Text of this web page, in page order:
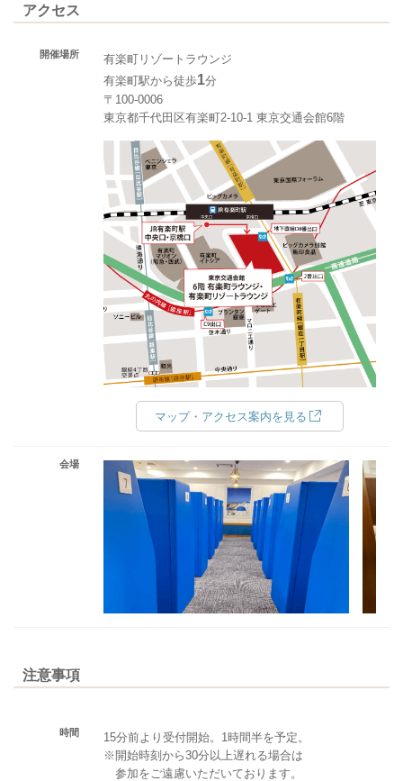
アクセス
開催場所
有楽町リゾートラウンジ
有楽町駅から徒歩1分
〒100-0006
東京都千代田区有楽町2-10-1 東京交通会館6階
マップ・アクセス案内を見る
会場
注意事項
時間
15分前より受付開始。1時間半を予定。
※開始時刻から30分以上遅れる場合は
参加をご遠慮いただいております。